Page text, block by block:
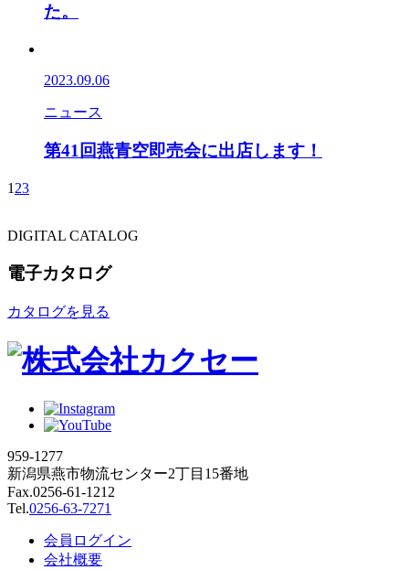
た。
2023.09.06
ニュース
第41回燕青空即売会に出店します！
1 23
DIGITAL CATALOG
電子カタログ
カタログを見る
959-1277
新潟県燕市物流センター2丁目15番地
Fax.0256-61-1212
Tel.0256-63-7271
会員ログイン
会社概要